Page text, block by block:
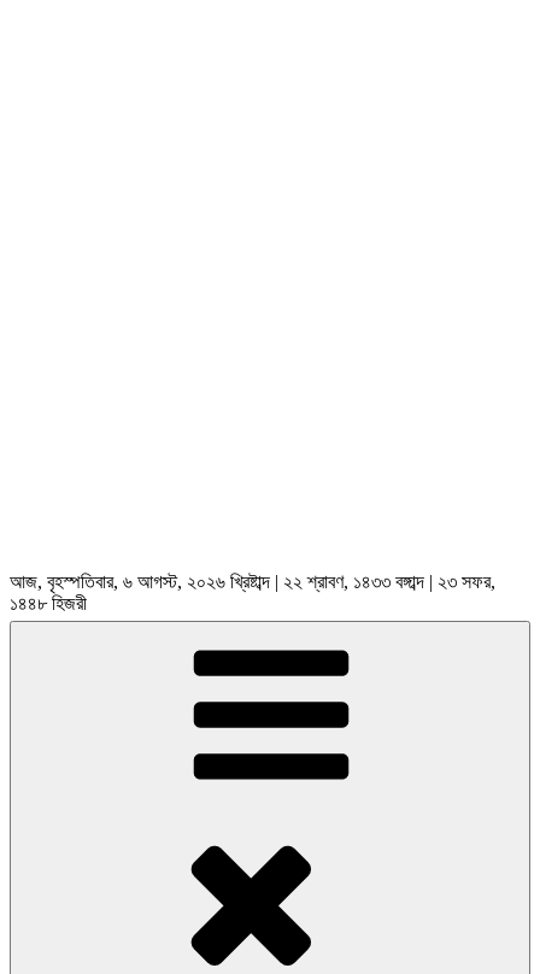
আজ, বৃহস্পতিবার, ৬ আগস্ট, ২০২৬ খ্রিষ্টাব্দ | ২২ শ্রাবণ, ১৪৩৩ বঙ্গাব্দ | ২৩ সফর,
১৪৪৮ হিজরী